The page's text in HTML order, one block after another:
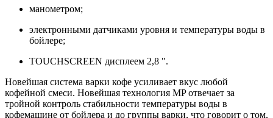
манометром;
электронными датчиками уровня и температуры воды в
бойлере;
TOUCHSCREEN дисплеем 2,8 ".
Новейшая система варки кофе усиливает вкус любой
кофейной смеси. Новейшая технология MP отвечает за
тройной контроль стабильности температуры воды в
кофемашине от бойлера и до группы варки, что говорит о том,